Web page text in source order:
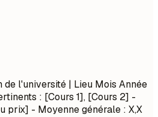
de l'université | Lieu Mois Année
: [Cours 1], [Cours 2] -
prix] - Moyenne générale : X,X